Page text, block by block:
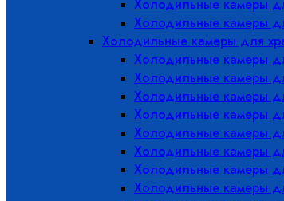
Холодильные камеры
Холодильные камеры
Холодильные камеры для
Холодильные камеры
Холодильные камеры
Холодильные камеры
Холодильные камеры
Холодильные камеры
Холодильные камеры
Холодильные камеры
Холодильные камеры